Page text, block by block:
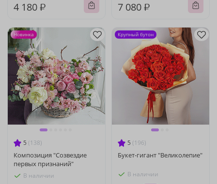
4 180 ₽ 7 080 ₽
5 (138)
Композиция "Созвездие
первых признаний"
В наличии
Новинка
5 (196)
Букет-гигант "Великолепие"
В наличии
Крупный бутон